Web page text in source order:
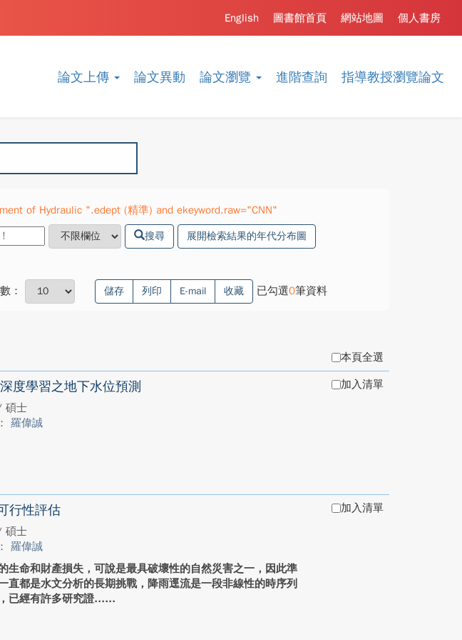
論文上傳 論文異動 論文瀏覽 進階查詢 指導教授瀏覽論文
個人書房
網站地圖
圖書館首頁
English
of Hydraulic ".edept (精準) and ekeyword.raw="CNN"
搜尋 展開檢索結果的年代分布圖
： 儲存 列印 E-mail 收藏 已勾選0筆資料
本頁全選
度學習之地下水位預測
碩士
羅偉誠
加入清單
行性評估
碩士
羅偉誠
生命和財產損失，可說是最具破壞性的自然災害之一，因此準
直都是水文分析的長期挑戰，降雨逕流是一段非線性的時序列
已經有許多研究證...
加入清單